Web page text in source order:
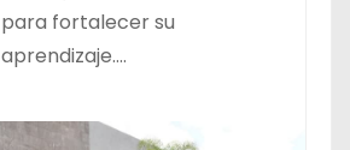
para fortalecer su
aprendizaje.…